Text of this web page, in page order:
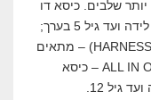
רכישה של כיסא אחד ל-2 ואף יותר שלבים. כיסא דו
תכליתי (CONVERTIBLE) המתאים מגיל לידה ועד גיל 5 בערך;
כיסא בטיחות משולב בוסטר (HARNESS BOOSTER) – מתאים
מגיל שנה או שנתיים ועד גיל 12 בערך;ALL IN ONE – כיסא
גיל 12.